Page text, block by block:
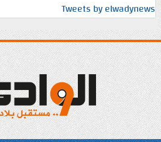
Tweets by elwadynews